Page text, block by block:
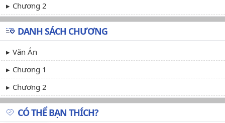
Chương 2
DANH SÁCH CHƯƠNG
Văn Án
Chương 1
Chương 2
CÓ THỂ BẠN THÍCH?